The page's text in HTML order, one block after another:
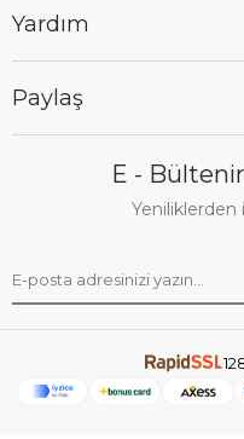
Yardım
Paylaş
E -
Yeniliklerden